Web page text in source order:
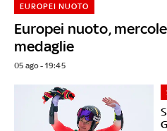
Europei nuoto,
medaglie
EUROPEI NUOTO
05 ago - 19:45